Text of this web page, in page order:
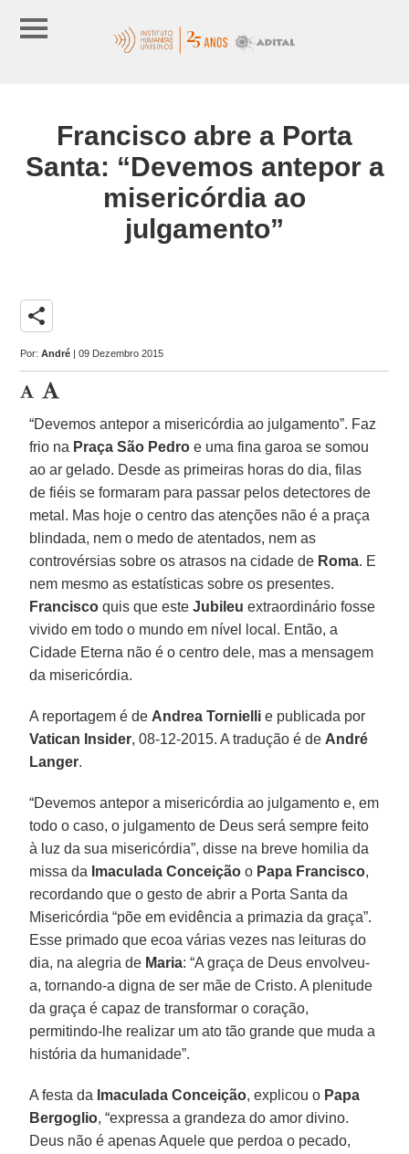
Francisco abre a Porta
Santa: “Devemos antepor a
misericórdia ao
julgamento”
share
Por:André | 09 Dezembro 2015
“Devemos antepor a misericórdia ao julgamento”. Faz
frio na Praça São Pedro e uma fina garoa se somou
ao ar gelado. Desde as primeiras horas do dia, filas
de fiéis se formaram para passar pelos detectores de
metal. Mas hoje o centro das atenções não é a praça
blindada, nem o medo de atentados, nem as
controvérsias sobre os atrasos na cidade de Roma. E
nem mesmo as estatísticas sobre os presentes.
Francisco quis que esteJubileu extraordinário fosse
vivido em todo o mundo em nível local. Então, a
Cidade Eterna não é o centro dele, mas a mensagem
da misericórdia.
A reportagem é de Andrea Tornielli e publicada por
Vatican Insider, 08-12-2015. A tradução é de André
Langer.
“Devemos antepor a misericórdia ao julgamento e, em
todo o caso, o julgamento de Deus será sempre feito
à luz da sua misericórdia”, disse na breve homilia da
missa da Imaculada Conceição o Papa Francisco,
recordando que o gesto de abrir a Porta Santa da
Misericórdia “põe em evidência a primazia da graça”.
Esse primado que ecoa várias vezes nas leituras do
dia, na alegria de Maria: “A graça de Deus envolveu-
a, tornando-a digna de ser mãe de Cristo. A plenitude
da graça é capaz de transformar o coração,
permitindo-lhe realizar um ato tão grande que muda a
história da humanidade”.
A festa da Imaculada Conceição, explicou o Papa
Bergoglio, “expressa a grandeza do amor divino.
Deus não é apenas Aquele que perdoa o pecado,